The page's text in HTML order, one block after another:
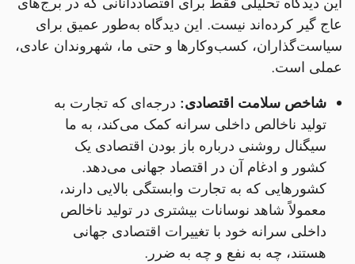
عاج گیر کرده‌اند نیست. این دیدگاه به‌طور عمیق برای
سیاست‌گذاران، کسب‌وکارها و حتی ما، شهروندان عادی،
عملی است.
شاخص سلامت اقتصادی: درجه‌ای که تجارت به
تولید ناخالص داخلی سرانه کمک می‌کند، به ما
سیگنال روشنی درباره باز بودن اقتصادی یک
کشور و ادغام آن در اقتصاد جهانی می‌دهد.
کشورهایی که به تجارت وابستگی بالایی دارند،
معمولاً شاهد نوسانات بیشتری در تولید ناخالص
داخلی سرانه خود با تغییرات اقتصادی جهانی
هستند، چه به نفع و چه به ضرر.